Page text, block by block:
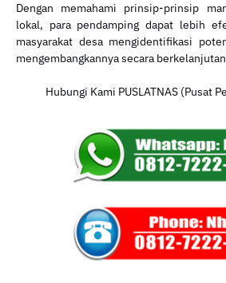
Dengan memahami prinsip-prinsip
lokal, para pendamping dapat lebih
masyarakat desa mengidentifikasi
mengembangkannya secara
Hubungi Kami PUSLATNAS (Pusat